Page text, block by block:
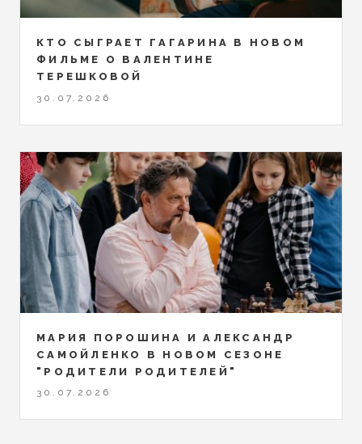
КТО СЫГРАЕТ ГАГАРИНА В НОВОМ
ФИЛЬМЕ О ВАЛЕНТИНЕ
ТЕРЕШКОВОЙ
30.07.2026
МАРИЯ ПОРОШИНА И АЛЕКСАНДР
САМОЙЛЕНКО В НОВОМ СЕЗОНЕ
"РОДИТЕЛИ РОДИТЕЛЕЙ"
30.07.2026